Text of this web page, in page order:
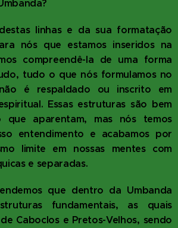
linhas e da sua formatação
nós que estamos inseridos na
compreendê-la de uma forma
tudo o que nós formulamos no
é respaldado ou inscrito em
Essas estruturas são bem
que aparentam, mas nós temos
entendimento e acabamos por
limite em nossas mentes com
e separadas.
que dentro da Umbanda
fundamentais, as quais
Caboclos e Pretos-Velhos, sendo